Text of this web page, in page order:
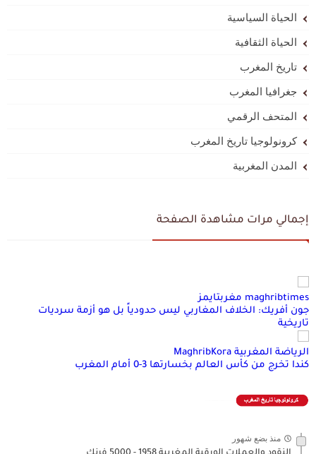
الحياة السياسية
الحياة الثقافية
تاريخ المغرب
جغرافيا المغرب
المتحف الرقمي
كرونولوجيا تاريخ المغرب
المدن المغربية
إجمالي مرات مشاهدة الصفحة
maghribtimes مغربتايمز
جون أفريك: الخلاف المغاربي ليس حدودياً بل هو أزمة سرديات
تاريخية
الرياضة المغربية MaghribKora
كندا تخرج من كأس العالم بخسارتها 3-0 أمام المغرب
منذ بضع شهور